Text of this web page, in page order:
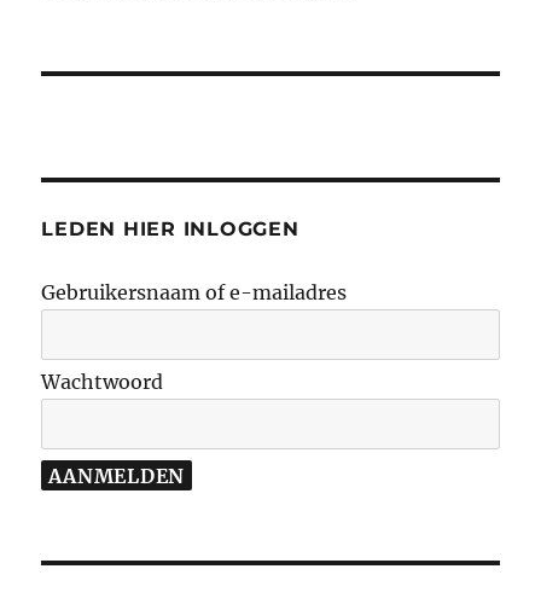
LEDEN HIER INLOGGEN
Gebruikersnaam of e-mailadres
Wachtwoord